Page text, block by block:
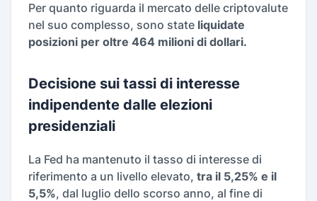
Per quanto riguarda il mercato delle criptovalute
nel suo complesso, sono state liquidate
posizioni per oltre 464 milioni di dollari.
Decisione sui tassi di interesse
indipendente dalle elezioni
presidenziali
La Fed ha mantenuto il tasso di interesse di
riferimento a un livello elevato, tra il 5,25% e il
5,5%, dal luglio dello scorso anno, al fine di